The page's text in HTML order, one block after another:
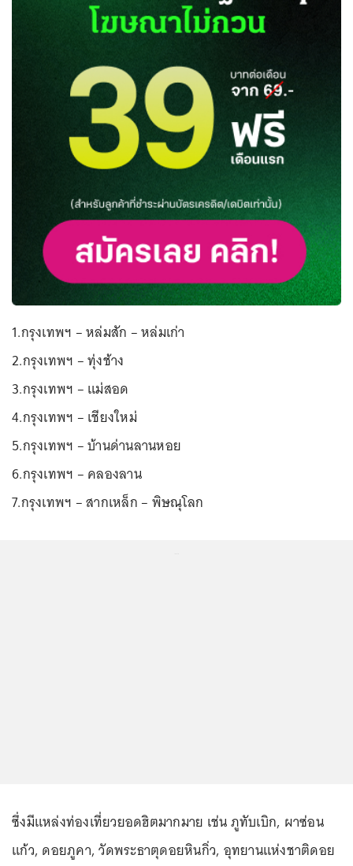
1.กรุงเทพฯ – หล่มสัก – หล่มเก่า
2.กรุงเทพฯ – ทุ่งช้าง
3.กรุงเทพฯ – แม่สอด
4.กรุงเทพฯ – เชียงใหม่
5.กรุงเทพฯ – บ้านด่านลานหอย
6.กรุงเทพฯ – คลองลาน
7.กรุงเทพฯ – สากเหล็ก – พิษณุโลก
ซึ่งมีแหล่งท่องเที่ยวยอดฮิตมากมาย เช่น ภูทับเบิก, ผาซ่อน
แก้ว, ดอยภูคา, วัดพระธาตุดอยหินกิ่ว, อุทยานแห่งชาติดอย